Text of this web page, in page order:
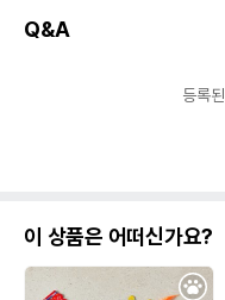
Q&A
등록
이 상품은 어떠신가요?